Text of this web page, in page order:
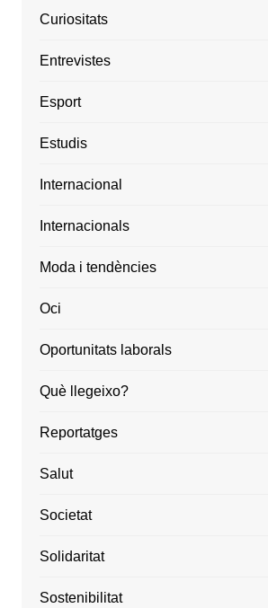
Curiositats
Entrevistes
Esport
Estudis
Internacional
Internacionals
Moda i tendències
Oci
Oportunitats laborals
Què llegeixo?
Reportatges
Salut
Societat
Solidaritat
Sostenibilitat